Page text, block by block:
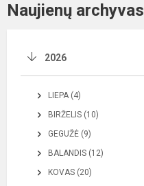
Naujienų archyvas
2026
LIEPA (4)
BIRŽELIS (10)
GEGUŽĖ (9)
BALANDIS (12)
KOVAS (20)